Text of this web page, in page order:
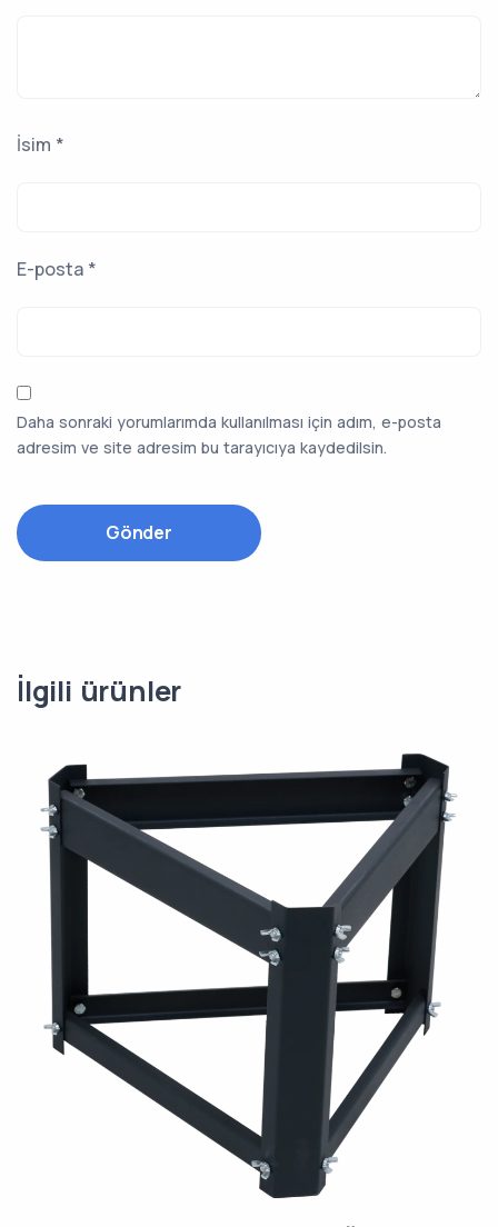
İsim *
E-posta *
Daha sonraki yorumlarımda kullanılması için adım, e-posta
adresim ve site adresim bu tarayıcıya kaydedilsin.
İlgili ürünler